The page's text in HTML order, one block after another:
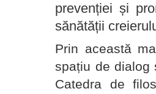
prevenției și
sănătății
Prin această
spațiu de dialog
Catedra de